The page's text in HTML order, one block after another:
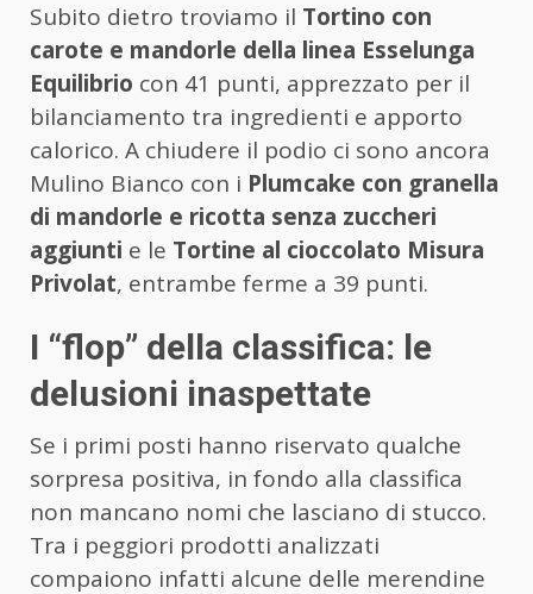
Subito dietro troviamo il Tortino con
carote e mandorle della linea Esselunga
Equilibrio con 41 punti, apprezzato per il
bilanciamento tra ingredienti e apporto
calorico. A chiudere il podio ci sono ancora
Mulino Bianco con i Plumcake con granella
di mandorle e ricotta senza zuccheri
aggiunti e le Tortine al cioccolato Misura
Privolat, entrambe ferme a 39 punti.
I “flop” della classifica: le
delusioni inaspettate
Se i primi posti hanno riservato qualche
sorpresa positiva, in fondo alla classifica
non mancano nomi che lasciano di stucco.
Tra i peggiori prodotti analizzati
compaiono infatti alcune delle merendine